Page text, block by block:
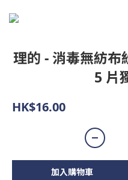
理的 - 消毒無紡
5 片
HK$16.00
加入購物車